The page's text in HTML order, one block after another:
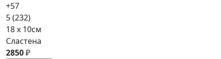
+57
5(232)
18 x 10см
Сластена
2850₽